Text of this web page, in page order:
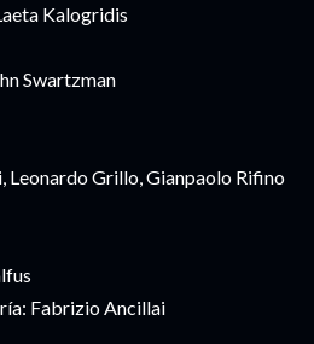
Kalogridis
Swartzman
Leonardo Grillo, Gianpaolo Rifino
Fabrizio Ancillai